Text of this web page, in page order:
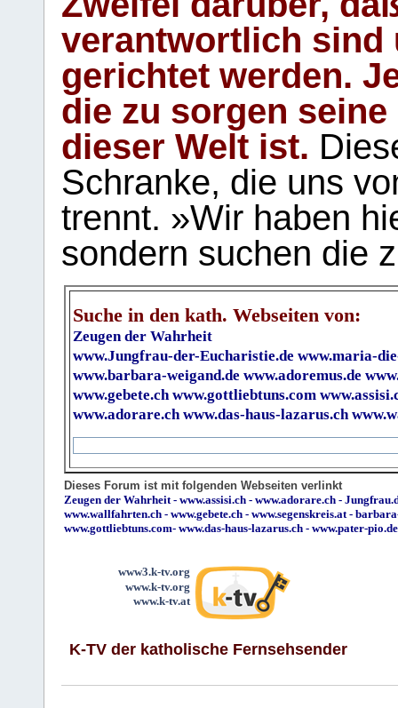
verantwortlich sind
gerichtet werden.
die zu sorgen
dieser Welt ist.
Schranke, die uns
trennt. »Wir haben
sondern suchen die
Suche in den kath. Webseiten von:
Zeugen der Wahrheit
www.Jungfrau-der-Eucharistie.de www.maria-
www.barbara-weigand.de www.adoremus.de
www.gebete.ch www.gottliebtuns.com
www.adorare.ch www.das-haus-lazarus.ch
Dieses Forum ist mit folgenden Webseiten verlinkt
Zeugen der Wahrheit- www.assisi.ch - www.adorare.ch -
www.wallfahrten.ch - www.gebete.ch - www.segenskreis.at-
www.gottliebtuns.com- www.das-haus-lazarus.ch - www.pater-pio.de
www3.k-tv.org
www.k-tv.org
www.k-tv.at
K-TV der katholische Fernsehsender